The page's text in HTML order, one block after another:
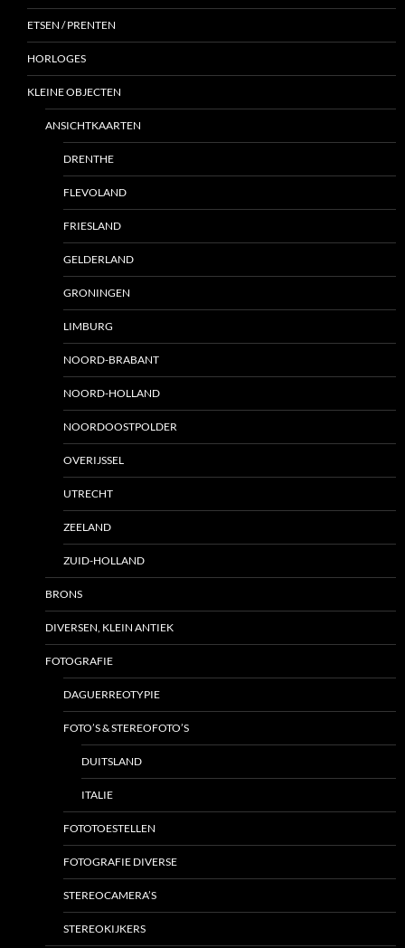
ETSEN / PRENTEN
HORLOGES
KLEINE OBJECTEN
ANSICHTKAARTEN
DRENTHE
FLEVOLAND
FRIESLAND
GELDERLAND
GRONINGEN
LIMBURG
NOORD-BRABANT
NOORD-HOLLAND
NOORDOOSTPOLDER
OVERIJSSEL
UTRECHT
ZEELAND
ZUID-HOLLAND
BRONS
DIVERSEN, KLEIN ANTIEK
FOTOGRAFIE
DAGUERREOTYPIE
FOTO’S & STEREOFOTO’S
DUITSLAND
ITALIE
FOTOTOESTELLEN
FOTOGRAFIE DIVERSE
STEREOCAMERA’S
STEREOKIJKERS